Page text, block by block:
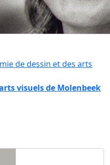
visuels de Molenbeek